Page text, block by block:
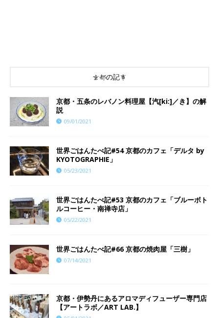
京都の記事
京都・五条のレバノン料理屋【汽[ki:]／き】の解
説
09/01/2021
世界ごはんたべ記#54 京都のカフェ「デルタ by
KYOTOGRAPHIE」
05/23/2021
世界ごはんたべ記#53 京都のカフェ「ブルーボト
ルコーヒー・南禅寺店」
05/22/2021
世界ごはんたべ記#66 京都の焼肉屋「三樹」
07/14/2021
京都・伊勢丹にあるアロマディフューザー専門店
【アートラボ／ART LAB.】